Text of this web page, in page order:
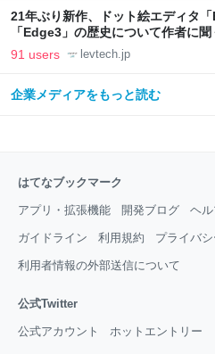
21年ぶり新作、ドット絵エディタ「
「Edge3」の歴史について作者に
LAB
91 users levtech.jp
企業メディアをもっと読む
はてなブックマーク
アプリ・拡張機能 開発ブログ ヘ
ガイドライン 利用規約 プライバ
利用者情報の外部送信について
公式Twitter
公式アカウント ホットエントリー